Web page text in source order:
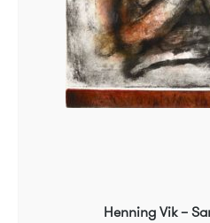
Henning Vik –